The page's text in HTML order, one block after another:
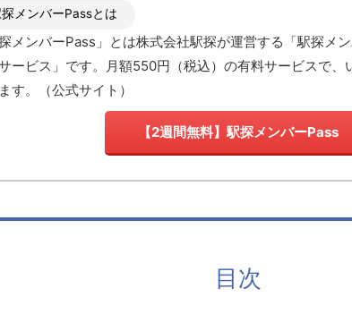
メンバーPassとは
探メンバーPass」とは株式会社駅探が運営する「駅探メ
ービス」です。月額550円（税込）の有料サービスで、
す。
（公式サイト ）
【2週間無料】駅探メンバーPass
目次